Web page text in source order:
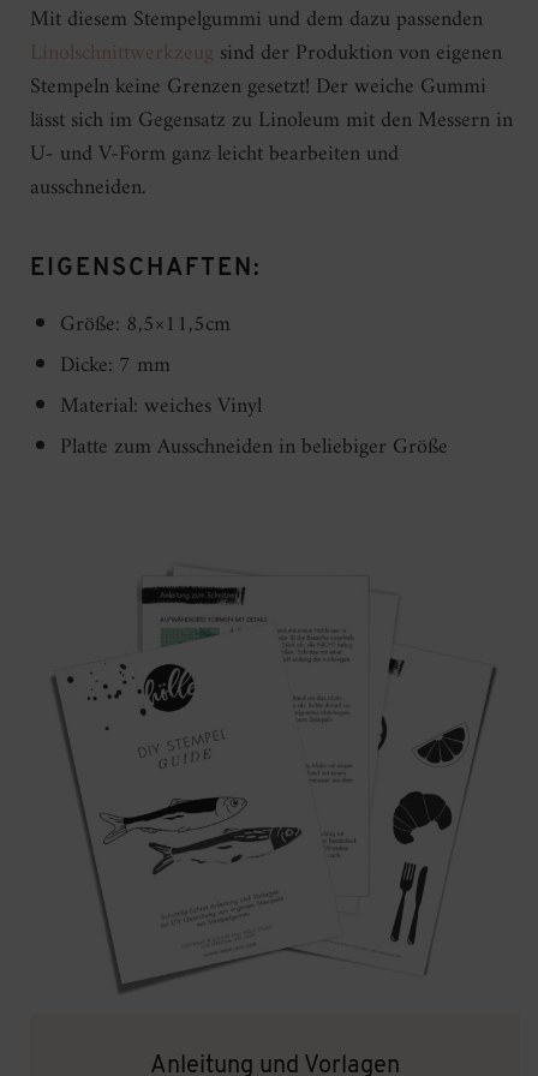
Mit diesem Stempelgummi und dem dazu passenden
Linolschnittwerkzeugsind der Produktion von eigenen
Stempeln keine Grenzen gesetzt! Der weiche Gummi
lässt sich im Gegensatz zu Linoleum mit den Messern in
U- und V-Form ganz leicht bearbeiten und
ausschneiden.
EIGENSCHAFTEN:
Größe: 8,5×11,5cm
Dicke: 7 mm
Material: weiches Vinyl
Platte zum Ausschneiden in beliebiger Größe
Anleitung und Vorlagen